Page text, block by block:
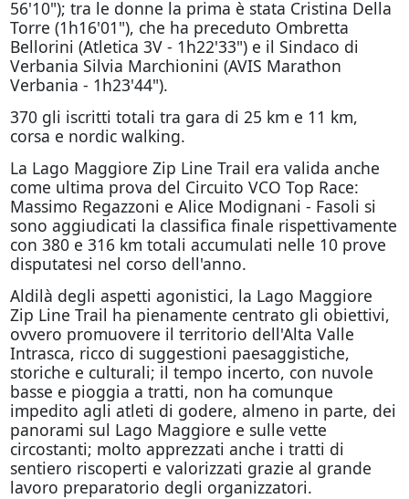
56'10"); tra le donne la prima è stata Cristina Della
Torre (1h16'01"), che ha preceduto Ombretta
Bellorini (Atletica 3V - 1h22'33") e il Sindaco di
Verbania Silvia Marchionini (AVIS Marathon
Verbania - 1h23'44").
370 gli iscritti totali tra gara di 25 km e 11 km,
corsa e nordic walking.
La Lago Maggiore Zip Line Trail era valida anche
come ultima prova del Circuito VCO Top Race:
Massimo Regazzoni e Alice Modignani - Fasoli si
sono aggiudicati la classifica finale rispettivamente
con 380 e 316 km totali accumulati nelle 10 prove
disputatesi nel corso dell'anno.
Aldilà degli aspetti agonistici, la Lago Maggiore
Zip Line Trail ha pienamente centrato gli obiettivi,
ovvero promuovere il territorio dell'Alta Valle
Intrasca, ricco di suggestioni paesaggistiche,
storiche e culturali; il tempo incerto, con nuvole
basse e pioggia a tratti, non ha comunque
impedito agli atleti di godere, almeno in parte, dei
panorami sul Lago Maggiore e sulle vette
circostanti; molto apprezzati anche i tratti di
sentiero riscoperti e valorizzati grazie al grande
lavoro preparatorio degli organizzatori.